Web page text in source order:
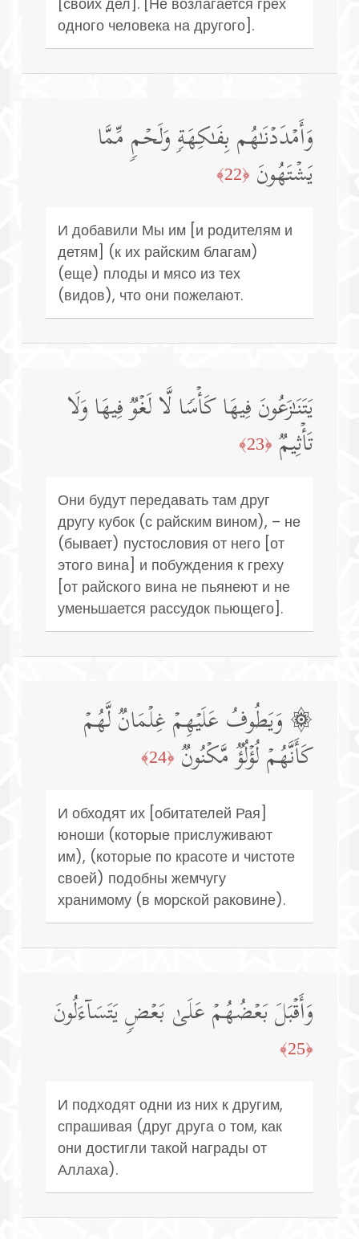
одного человека на другого].
وَأَمۡدَدۡنَـٰهُم بِفَـٰكِهَةࣲ وَلَحۡمࣲ مِّمَّا
یَشۡتَهُونَ ﴿22﴾
И добавили Мы им [и родителям и
детям] (к их райским благам)
(еще) плоды и мясо из тех
(видов), что они пожелают.
یَتَنَـٰزَعُونَ فِیهَا كَأۡسࣰا لَّا لَغۡوࣱ فِیهَا وَلَا
تَأۡثِیمࣱ ﴿23﴾
Они будут передавать там друг
другу кубок (с райским вином), – не
(бывает) пустословия от него [от
этого вина] и побуждения к греху
[от райского вина не пьянеют и не
уменьшается рассудок пьющего].
۞ وَیَطُوفُ عَلَیۡهِمۡ غِلۡمَانࣱ لَّهُمۡ
كَأَنَّهُمۡ لُؤۡلُؤࣱ مَّكۡنُونࣱ ﴿24﴾
И обходят их [обитателей Рая]
юноши (которые прислуживают
им), (которые по красоте и чистоте
своей) подобны жемчугу
хранимому (в морской раковине).
وَأَقۡبَلَ بَعۡضُهُمۡ عَلَىٰ بَعۡضࣲ یَتَسَاۤءَلُونَ
﴿25﴾
И подходят одни из них к другим,
спрашивая (друг друга о том, как
они достигли такой награды от
Аллаха).